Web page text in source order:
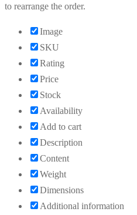
to rearrange the order.
Image
SKU
Rating
Price
Stock
Availability
Add to cart
Description
Content
Weight
Dimensions
Additional information